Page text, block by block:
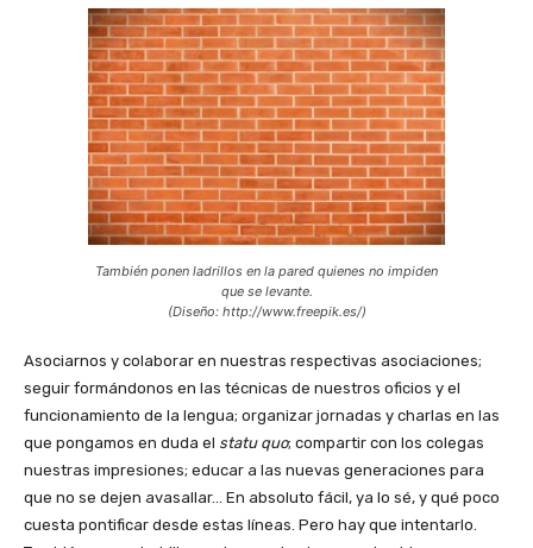
También ponen ladrillos en la pared quienes no impiden
que se levante.
(Diseño: http://www.freepik.es/)
Asociarnos y colaborar en nuestras respectivas asociaciones;
seguir formándonos en las técnicas de nuestros oficios y el
funcionamiento de la lengua; organizar jornadas y charlas en las
que pongamos en duda el statu quo; compartir con los colegas
nuestras impresiones; educar a las nuevas generaciones para
que no se dejen avasallar… En absoluto fácil, ya lo sé, y qué poco
cuesta pontificar desde estas líneas. Pero hay que intentarlo.